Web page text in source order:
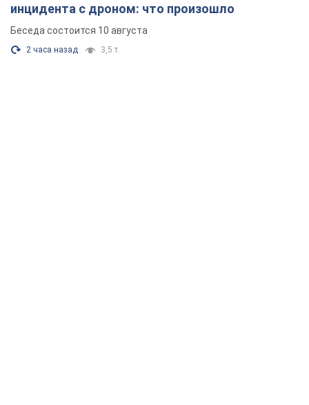
инцидента с дроном: что произошло
Беседа состоится 10 августа
2 часа назад 3,5 т.